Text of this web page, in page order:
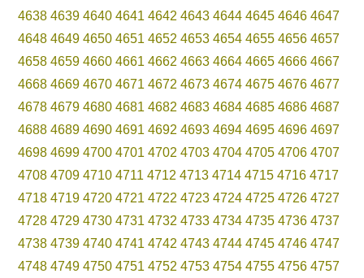
4638 4639 4640 4641 4642 4643 4644 4645 4646 4647
4648 4649 4650 4651 4652 4653 4654 4655 4656 4657
4658 4659 4660 4661 4662 4663 4664 4665 4666 4667
4668 4669 4670 4671 4672 4673 4674 4675 4676 4677
4678 4679 4680 4681 4682 4683 4684 4685 4686 4687
4688 4689 4690 4691 4692 4693 4694 4695 4696 4697
4698 4699 4700 4701 4702 4703 4704 4705 4706 4707
4708 4709 4710 4711 4712 4713 4714 4715 4716 4717
4718 4719 4720 4721 4722 4723 4724 4725 4726 4727
4728 4729 4730 4731 4732 4733 4734 4735 4736 4737
4738 4739 4740 4741 4742 4743 4744 4745 4746 4747
4748 4749 4750 4751 4752 4753 4754 4755 4756 4757